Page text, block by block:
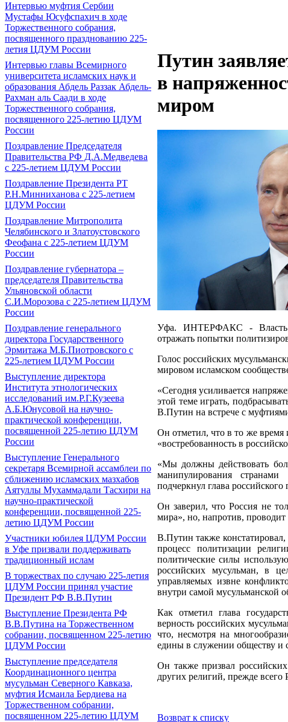
Интервью муфтия Сербии
Мустафы Юсуфспахич в ходе
Торжественного собрания,
посвященного празднованию 225-
летия ЦДУМ России
Интервью главы Всемирного
университета исламских наук и
образования Абдель Раззак Абдель-
Рахман аль Саади в ходе
Торжественного собрания,
посвященного 225-летию ЦДУМ
России
Поздравление Председателя
Правительства РФ Д.А.Медведева
с 225-летием ЦДУМ России
Поздравление Президента РТ
Р.Н.Минниханова с 225-летием
ЦДУМ России
Поздравление Митрополита
Челябинского и Златоустовского
Феофана с 225-летием ЦДУМ
России
Поздравление губернатора ‒
председателя Правительства
Ульяновской области
С.И.Морозова с 225-летием ЦДУМ
России
Поздравление генерального
директора Государственного
Эрмитажа М.Б.Пиотровского с
225-летием ЦДУМ России
Выступление директора
Института этнологических
исследований им.Р.Г.Кузеева
А.Б.Юнусовой на научно-
практической конференции,
посвященной 225-летию ЦДУМ
России
Выступление Генерального
секретаря Всемирной ассамблеи по
сближению исламских мазхабов
Аятуллы Мухаммадали Тасхири на
научно-практической
конференции, посвященной 225-
летию ЦДУМ России
Участники юбилея ЦДУМ России
в Уфе призвали поддерживать
традиционный ислам
В торжествах по случаю 225-летия
ЦДУМ России принял участие
Президент РФ В.В.Путин
Выступление Президента РФ
В.В.Путина на Торжественном
собрании, посвященном 225-летию
ЦДУМ России
Выступление председателя
Координационного центра
мусульман Северного Кавказа,
муфтия Исмаила Бердиева на
Торжественном собрании,
посвященном 225-летию ЦДУМ
Путин
в
миром
Уфа. ИНТЕРФАКС - Власть и
отражать попытки
Голос российских
мировом исламском
«Сегодня усиливается
этой теме играть,
В.Путин на встрече с
Он отметил, что в то же время
«востребованность в
«Мы должны действовать
манипулирования
подчеркнул глава российского
Он заверил, что Россия не
мира», но, напротив,
В.Путин также
процесс политизации
политические силы
российских мусульман, в
управляемых извне
внутри самой мусульманской
Как отметил глава
верность российских
что, несмотря на
едины в служении обществу и
Он также призвал
других религий, прежде всего
Возврат к списку